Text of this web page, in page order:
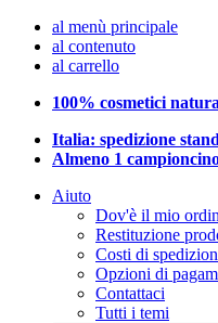
al menù principale
al contenuto
al carrello
100% cosmetici
Italia: spedizione
Almeno 1
Aiuto
Dov'è il mio
Restituzione
Costi di
Opzioni di
Contattaci
Tutti i temi